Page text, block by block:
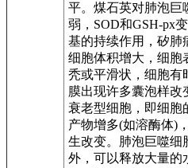
平。煤石英对肺泡巨
弱，SOD和GSH-px
基的持续作用，矽肺
细胞体积增大，细胞
秃或平滑状，细胞有
膜出现许多囊泡样改
衰老型细胞，即细胞
产物增多(如溶酶体)
生改变。肺泡巨噬细
外，可以释放大量的